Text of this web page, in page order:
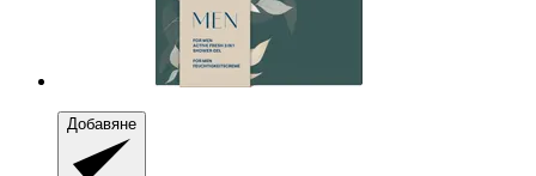
Добавяне